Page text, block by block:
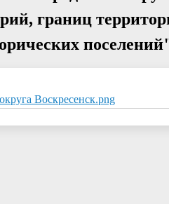
границ
Воскресенск.png